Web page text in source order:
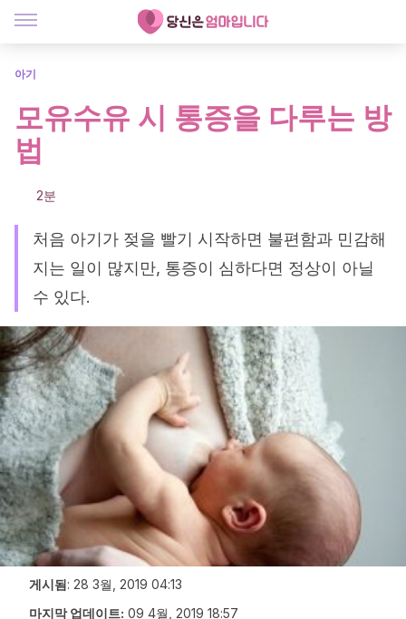
아기
모유수유 시 통증을 다루는 방
법
2분
처음 아기가 젖을 빨기 시작하면 불편함과 민감해
지는 일이 많지만, 통증이 심하다면 정상이 아닐
수 있다.
게시됨: 28 3월, 2019 04:13
마지막 업데이트: 09 4월, 2019 18:57